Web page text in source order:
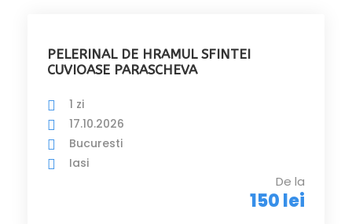
PELERINAL DE HRAMUL SFINTEI
CUVIOASE PARASCHEVA
De la
150 lei
1 zi
17.10.2026
Bucuresti
Iasi